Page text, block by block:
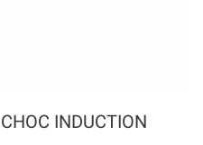
INDUCTION